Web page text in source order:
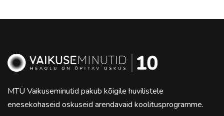
MTÜ Vaikuseminutid pakub kõigile huvilistele
enesekohaseid oskuseid arendavaid koolitusprogramme.